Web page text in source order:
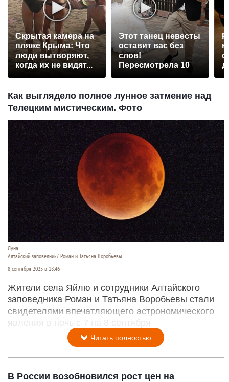
Скрытая камера на
пляже Крыма: Что
люди вытворяют,
когда их не видят...
Этот танец невесты
оставит вас без
слов!
Пересмотрела 10
Как выглядело полное лунное затмение над
Телецким мистическим. Фото
Луна
Алтайский заповедник/ Роман и Татьяна Воробьевы.
8 сентября 2025 в 18:46
Жители села Яйлю и сотрудники Алтайского
заповедника Роман и Татьяна Воробьевы стали
свидетелями впечатляющего астрономического
явления в ночь с 7 на 8 сентября
Читать полностью
В России возобновился рост цен на